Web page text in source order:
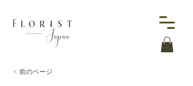
< 前のページ